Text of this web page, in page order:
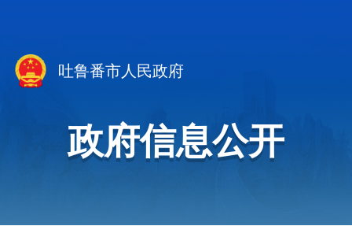
吐鲁番市人民政府
政府信息公开